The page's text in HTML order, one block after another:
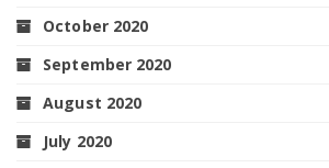
October 2020
September 2020
August 2020
July 2020